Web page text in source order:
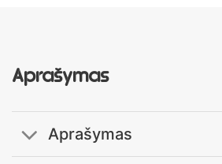
Aprašymas
Aprašymas